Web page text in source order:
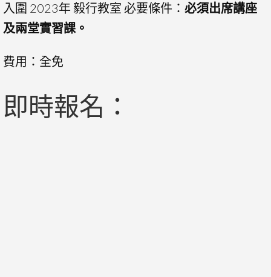
入圍 2023年 毅行教室 必要條件： 必須出席講座
及兩堂實習課。
費用：全免
即時報名：